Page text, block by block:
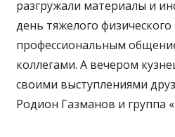
разгружали материалы и
день тяжелого
профессиональным
коллегами. А вечером
своими выступлениями
Родион Газманов и группа